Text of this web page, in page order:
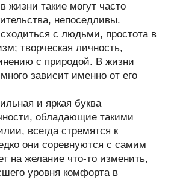
жизни такие могут часто
непоседливы.
с людьми, простота в
творческая личность,
с природой. В жизни
зависит именно от его
и яркая буква
обладающие такими
всегда стремятся к
они соревнуются с самим
на желание что-то изменить,
уровня комфорта в